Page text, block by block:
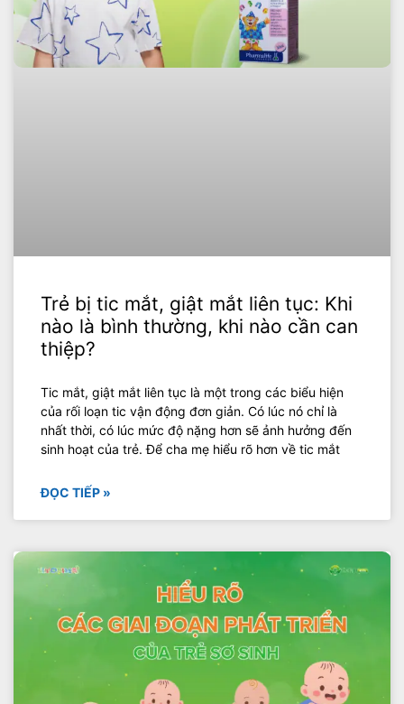
Trẻ bị tic mắt, giật mắt liên tục: Khi
nào là bình thường, khi nào cần can
thiệp?
Tic mắt, giật mắt liên tục là một trong các biểu hiện
của rối loạn tic vận động đơn giản. Có lúc nó chỉ là
nhất thời, có lúc mức độ nặng hơn sẽ ảnh hưởng đến
sinh hoạt của trẻ. Để cha mẹ hiểu rõ hơn về tic mắt
ĐỌC TIẾP »